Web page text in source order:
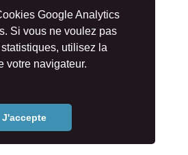
Google Analytics
Si vous ne voulez pas
utilisez la
votre navigateur.
J'accepte